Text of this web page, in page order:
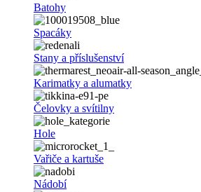
Batohy
Spacáky
Stany a příslušenství
Karimatky a alumatky
Čelovky a svítilny
Hole
Vařiče a kartuše
Nádobí